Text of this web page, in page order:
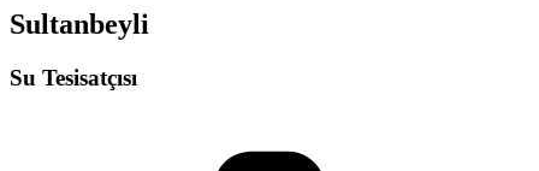
Sultanbeyli
Su Tesisatçısı